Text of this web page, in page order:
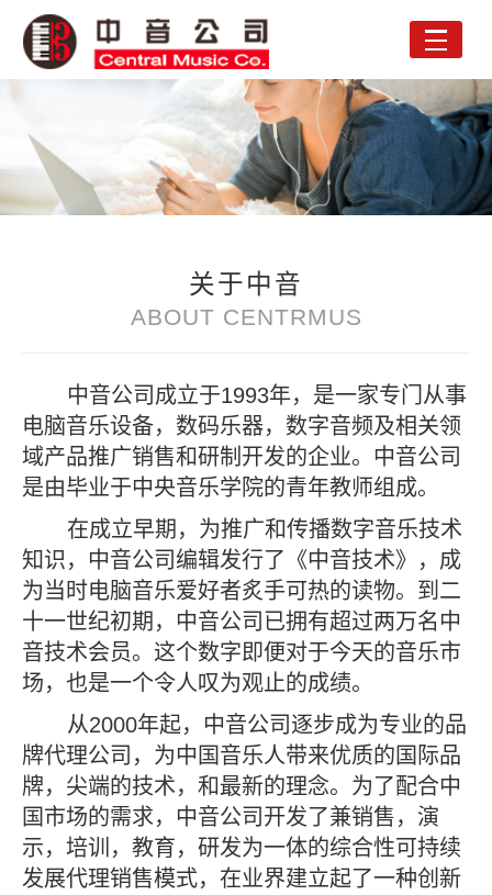
Toggle
关于中音
ABOUT CENTRMUS
中音公司成立于1993年，是一家专门从事
电脑音乐设备，数码乐器，数字音频及相关领
域产品推广销售和研制开发的企业。中音公司
是由毕业于中央音乐学院的青年教师组成。
在成立早期，为推广和传播数字音乐技术
知识，中音公司编辑发行了《中音技术》，成
为当时电脑音乐爱好者炙手可热的读物。到二
十一世纪初期，中音公司已拥有超过两万名中
音技术会员。这个数字即便对于今天的音乐市
场，也是一个令人叹为观止的成绩。
从2000年起，中音公司逐步成为专业的品
牌代理公司，为中国音乐人带来优质的国际品
牌，尖端的技术，和最新的理念。为了配合中
国市场的需求，中音公司开发了兼销售，演
示，培训，教育，研发为一体的综合性可持续
发展代理销售模式，在业界建立起了一种创新